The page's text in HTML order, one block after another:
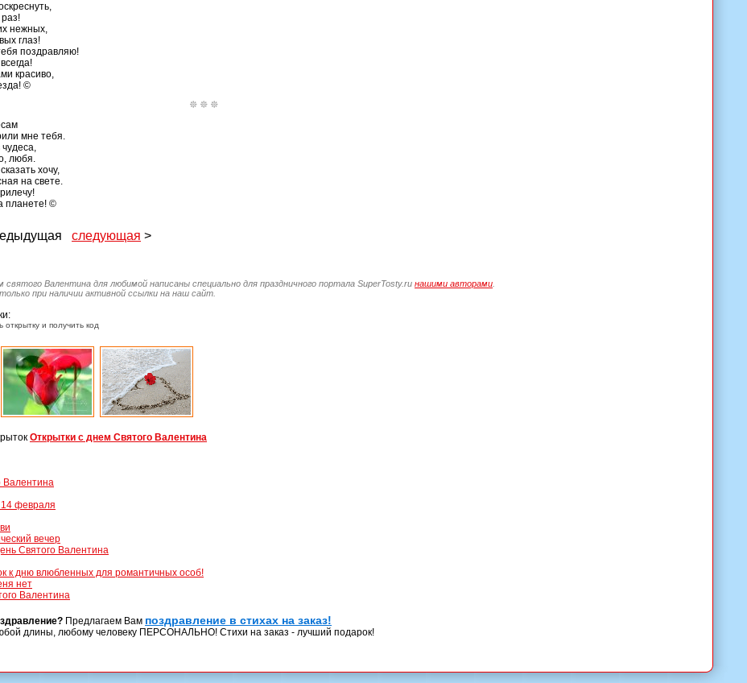
нежных,
глаз!
поздравляю!
красиво,
©
мне тебя.
любя.
хочу,
на свете.
планете! ©
следующая >
святого Валентина для любимой написаны специально для праздничного портала SuperTosty.ru нашими авторами
при наличии активной ссылки на наш сайт.
и получить код
Открытки с днем Святого Валентина
Валентина
февраля
вечер
Святого Валентина
к дню влюбленных для романтичных особ!
нет
Валентина
Предлагаем Вам поздравление в стихах на заказ!
длины, любому человеку ПЕРСОНАЛЬНО! Стихи на заказ - лучший подарок!